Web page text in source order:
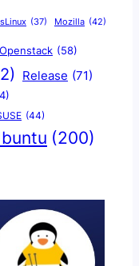
(37) Mozilla (42)
Openstack (58)
Release (71)
(44)
(200)